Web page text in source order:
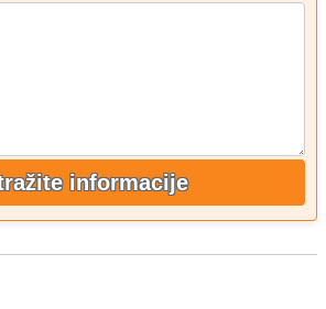
informacije